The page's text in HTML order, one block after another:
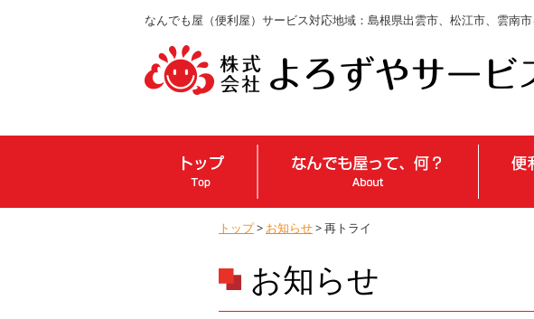
なんでも屋（便利屋）サービス対応地域：島根県出雲市、松江市、雲南
トップ> お知らせ> 再トライ
お知らせ